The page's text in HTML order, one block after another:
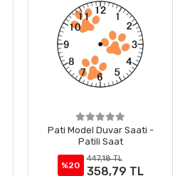
Pati Model Duvar Saati -
Patili Saat
%20
447,18 TL
358,79 TL